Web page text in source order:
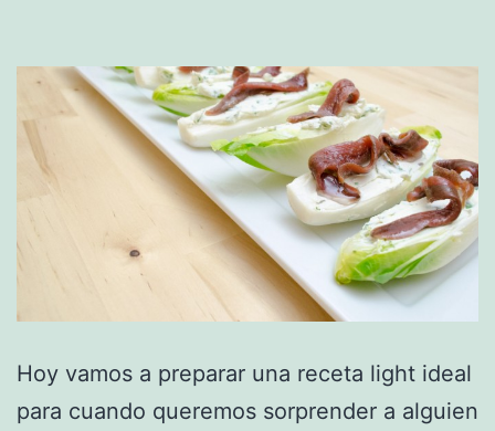
Hoy vamos a preparar una receta light ideal
para cuando queremos sorprender a alguien